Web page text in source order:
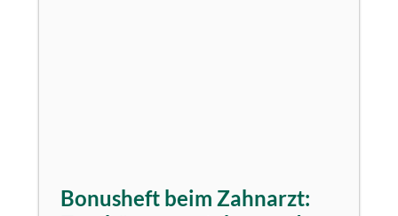
Bonusheft beim Zahnarzt: